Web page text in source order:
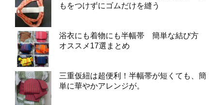
もをつけずにゴムだけを縫う
浴衣にも着物にも半幅帯 簡単な結び方
オススメ17選まとめ
三重仮紐は超便利！半幅帯が短くても、簡
単に華やかアレンジが。